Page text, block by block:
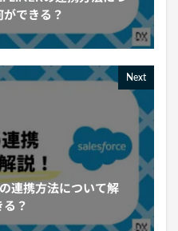
できる？
Next
連携方法について解
？